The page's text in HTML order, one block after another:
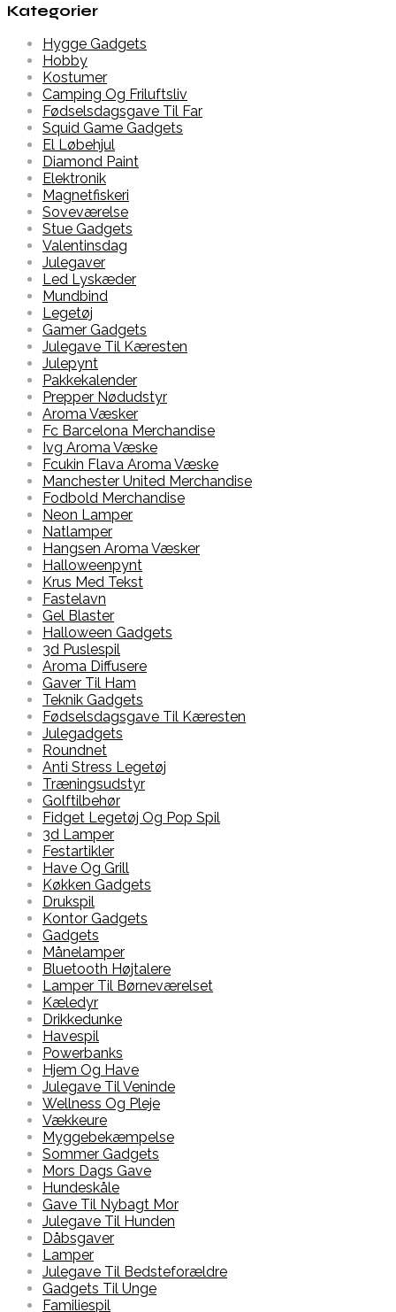
Kategorier
Hygge Gadgets
Hobby
Kostumer
Camping Og Friluftsliv
Fødselsdagsgave Til Far
Squid Game Gadgets
El Løbehjul
Diamond Paint
Elektronik
Magnetfiskeri
Soveværelse
Stue Gadgets
Valentinsdag
Julegaver
Led Lyskæder
Mundbind
Legetøj
Gamer Gadgets
Julegave Til Kæresten
Julepynt
Pakkekalender
Prepper Nødudstyr
Aroma Væsker
Fc Barcelona Merchandise
Ivg Aroma Væske
Fcukin Flava Aroma Væske
Manchester United Merchandise
Fodbold Merchandise
Neon Lamper
Natlamper
Hangsen Aroma Væsker
Halloweenpynt
Krus Med Tekst
Fastelavn
Gel Blaster
Halloween Gadgets
3d Puslespil
Aroma Diffusere
Gaver Til Ham
Teknik Gadgets
Fødselsdagsgave Til Kæresten
Julegadgets
Roundnet
Anti Stress Legetøj
Træningsudstyr
Golftilbehør
Fidget Legetøj Og Pop Spil
3d Lamper
Festartikler
Have Og Grill
Køkken Gadgets
Drukspil
Kontor Gadgets
Gadgets
Månelamper
Bluetooth Højtalere
Lamper Til Børneværelset
Kæledyr
Drikkedunke
Havespil
Powerbanks
Hjem Og Have
Julegave Til Veninde
Wellness Og Pleje
Vækkeure
Myggebekæmpelse
Sommer Gadgets
Mors Dags Gave
Hundeskåle
Gave Til Nybagt Mor
Julegave Til Hunden
Dåbsgaver
Lamper
Julegave Til Bedsteforældre
Gadgets Til Unge
Familiespil